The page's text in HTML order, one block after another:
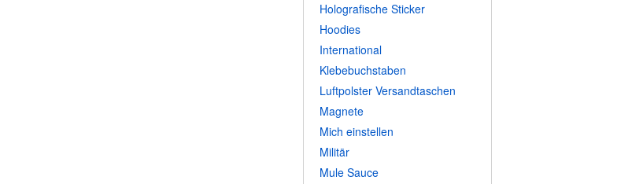
Holografische Sticker
Hoodies
International
Klebebuchstaben
Luftpolster Versandtaschen
Magnete
Mich einstellen
Militär
Mule Sauce